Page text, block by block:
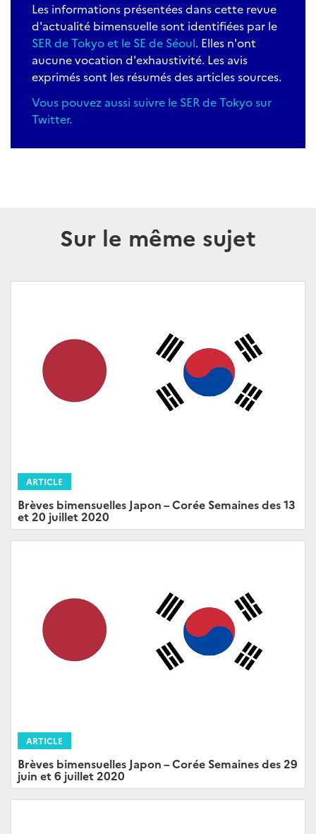
Les informations présentées dans cette revue
d'actualité bimensuelle sont identifiées par le
SER de Tokyo et le SE de Séoul. Elles n'ont
aucune vocation d'exhaustivité. Les avis
exprimés sont les résumés des articles sources.
Vous pouvez aussi suivre le SER de Tokyo sur
Twitter.
Sur le même sujet
ARTICLE
Brèves bimensuelles Japon – Corée Semaines des 13
et 20 juillet 2020
ARTICLE
Brèves bimensuelles Japon – Corée Semaines des 29
juin et 6 juillet 2020